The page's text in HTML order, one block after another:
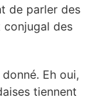
de parler des
conjugal des
Eh oui,
tiennent